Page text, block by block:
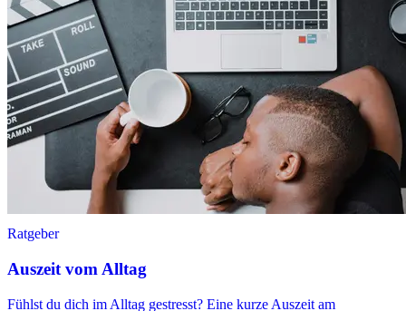
Ratgeber
Auszeit vom Alltag
Fühlst du dich im Alltag gestresst? Eine kurze Auszeit am